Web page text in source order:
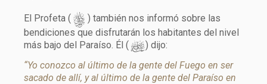
El Profeta ( s ) también nos informó sobre las
bendiciones que disfrutarán los habitantes del nivel
más bajo del Paraíso. Él (d) dijo:
“Yo conozco al último de la gente del Fuego en ser
sacado de allí, y al último de la gente del Paraíso en